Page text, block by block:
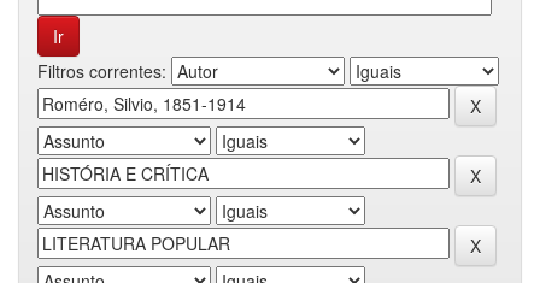
Filtros correntes: